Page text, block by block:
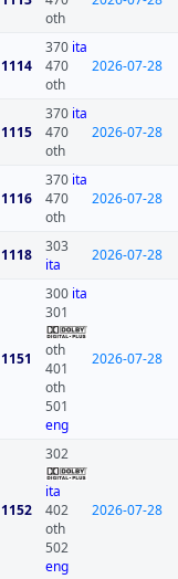
oth
1114
370 ita
470
oth
2026-07-28
1115
370 ita
470
oth
2026-07-28
1116
370 ita
470
oth
2026-07-28
1118
303
ita
2026-07-28
1151
300 ita
301
oth
401
oth
501
eng
2026-07-28
1152
302
ita
402
oth
502
eng
2026-07-28